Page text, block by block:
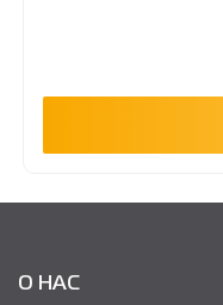
О НАС